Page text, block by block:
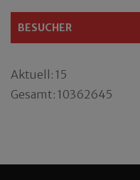
BESUCHER
Aktuell: 15
Gesamt: 10362645